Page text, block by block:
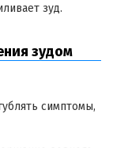
зуд.
зудом
симптомы,